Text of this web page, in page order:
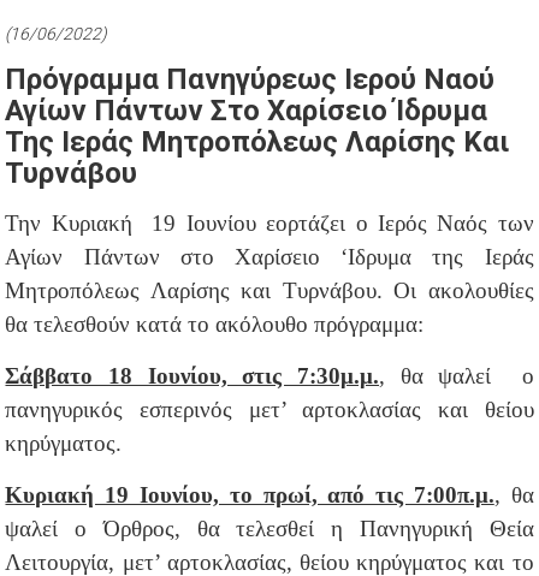
(16/06/2022)
Πρόγραμμα Πανηγύρεως Ιερού Ναού
Αγίων Πάντων Στο Χαρίσειο Ίδρυμα
Της Ιεράς Μητροπόλεως Λαρίσης Και
Τυρνάβου
Την Κυριακή 19 Ιουνίου εορτάζει ο Ιερός Ναός των
Αγίων Πάντων στο Χαρίσειο ‘Ιδρυμα της Ιεράς
Μητροπόλεως Λαρίσης και Τυρνάβου. Οι ακολουθίες
θα τελεσθούν κατά το ακόλουθο πρόγραμμα:
Σάββατο 18 Ιουνίου, στις 7:30μ.μ., θα ψαλεί ο
πανηγυρικός εσπερινός μετ’ αρτοκλασίας και θείου
κηρύγματος.
Κυριακή 19 Ιουνίου, το πρωί, από τις 7:00π.μ., θα
ψαλεί ο Όρθρος, θα τελεσθεί η Πανηγυρική Θεία
Λειτουργία, μετ’ αρτοκλασίας, θείου κηρύγματος και το